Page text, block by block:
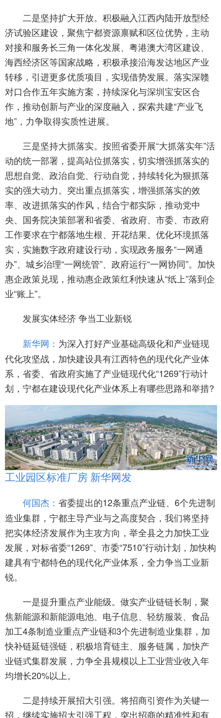
二是坚持扩大开放。积极融入江西内陆开放型经
济试验区建设，聚焦宁都资源禀赋和区位优势，主动
对接和服务长三角一体化发展、粤港澳大湾区建设、
海西经济区等国家战略，积极承接沿海发达地区产业
转移，引进更多优质项目，实现借势发展。落实深赣
对口合作五年实施方案，持续深化与深圳宝安区合
作，推动创新与产业的深度融入，探索共建“产业飞
地”，力争取得实质性进展。
三是坚持大抓落实。按照省委开展“大抓落实年”活
动的统一部署，提高站位抓落实，切实增强抓落实的
思想自觉、政治自觉、行动自觉，持续转化为狠抓落
实的强大动力。突出重点抓落实，增强抓落实的效
率、改进抓落实的作风，结合宁都实际，推动党中
央、国务院决策部署和省委、省政府、市委、市政府
工作要求在宁都落地生根、开花结果。优化环境抓落
实，实施数字政府建设行动，实现政务服务“一网通
办”、城乡治理“一网统管”、政府运行“一网协同”。加快
惠企政策兑现，推动惠企政策红利快速从“纸上”落到企
业“账上”。
发展实体经济 争当工业新锐
新华网： 为深入打好产业基础高级化和产业链现
代化攻坚战，加快建设具有江西特色的现代化产业体
系，省委、省政府实施了产业链现代化“1269”行动计
划，宁都在建设现代化产业体系上有哪些思路和举措?
工业园区标准厂房 新华网发
何国杰： 省委提出的12条重点产业链、6个先进制
造业集群，宁都主导产业与之高度契合，我们将坚持
把实体经济发展作为主攻方向，举全县之力加快工业
发展，对标省委“1269”、市委“7510”行动计划，加快构
建具有宁都特色的现代化产业体系，全力争当工业新
锐。
一是提升重点产业能级。做实产业链链长制，聚
焦新能源和新能源电池、电子信息、轻纺服装、食品
加工4条制造业重点产业链和3个先进制造业集群，加
快补链延链强链，积极培育链主、服务链属，加快产
业链式集群发展，力争全县规模以上工业营业收入年
均增长20%以上。
二是持续开展招大引强。将招商引资作为关键一
招，继续实施招大引强工程，突出招商的精准性和有